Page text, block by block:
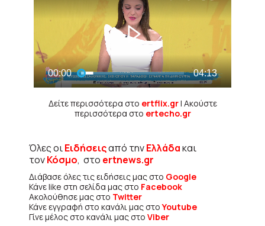
Δείτε περισσότερα στο ertflix.gr| Ακούστε
περισσότερα στο ertecho.gr
Όλες οιΕιδήσειςαπό τηνΕλλάδακαι
τονΚόσμο, στο ertnews.gr
Διάβασε όλες τις ειδήσεις μας στο Google
Κάνε like στη σελίδα μας στο Facebook
Ακολούθησε μας στο Twitter
Κάνε εγγραφή στο κανάλι μας στοYoutube
Γίνε μέλος στο κανάλι μας στο Viber